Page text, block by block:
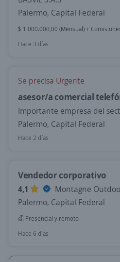
Palermo, Capital Federal
$ 1.000.000,00 (Mensual) +
Hace 3 días
Se precisa Urgente
asesor/a comercial
Importante empresa del
Palermo, Capital Federal
Hace 2 días
Vendedor corporativo
4,1
Montagne
Palermo, Capital Federal
Presencial y remoto
Hace 6 días